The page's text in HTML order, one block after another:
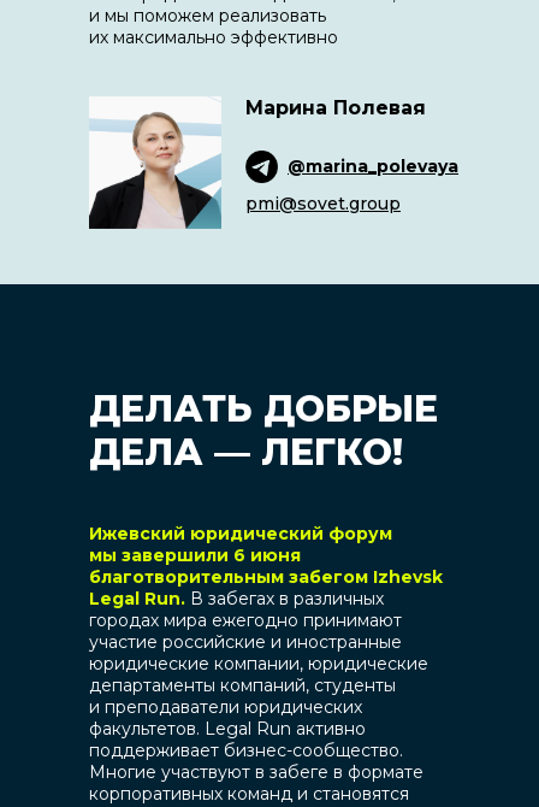
и мы поможем реализовать
их максимально эффективно
@marina_polevaya
Марина Полевая
pmi@sovet.group
ДЕЛАТЬ ДОБРЫЕ
ДЕЛА — ЛЕГКО!
Ижевский юридический форум
мы завершили 6 июня
благотворительным забегом Izhevsk
Legal Run. В забегах в различных
городах мира ежегодно принимают
участие российские и иностранные
юридические компании, юридические
департаменты компаний, студенты
и преподаватели юридических
факультетов. Legal Run активно
поддерживает бизнес-сообщество.
Многие участвуют в забеге в формате
корпоративных команд и становятся